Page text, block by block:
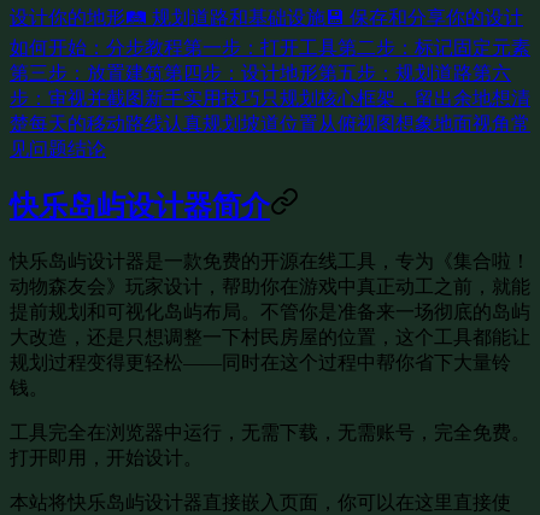
设计你的地形🛤️ 规划道路和基础设施 💾 保存和分享你的设计
如何开始：分步教程第一步：打开工具第二步：标记固定元素
第三步：放置建筑第四步：设计地形第五步：规划道路第六
步：审视并截图 新手实用技巧 只规划核心框架，留出余地想清
楚每天的移动路线认真规划坡道位置从俯视图想象地面视角常
见问题结论
快乐岛屿设计器简介
快乐岛屿设计器是一款免费的开源在线工具，专为《集合啦！
动物森友会》玩家设计，帮助你在游戏中真正动工之前，就能
提前规划和可视化岛屿布局。不管你是准备来一场彻底的岛屿
大改造，还是只想调整一下村民房屋的位置，这个工具都能让
规划过程变得更轻松——同时在这个过程中帮你省下大量铃
钱。
工具完全在浏览器中运行，无需下载，无需账号，完全免费。
打开即用，开始设计。
本站将快乐岛屿设计器直接嵌入页面，你可以在这里直接使